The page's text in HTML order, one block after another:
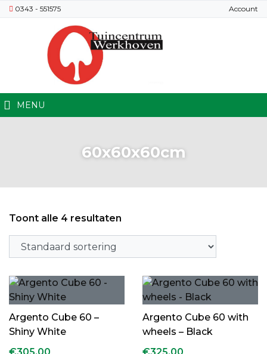
0343 - 551575 Account
MENU
60x60x60cm
Toont alle 4 resultaten
Argento Cube 60 –
Shiny White
Argento Cube 60 with
wheels – Black